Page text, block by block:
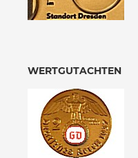
WERTGUTACHTEN